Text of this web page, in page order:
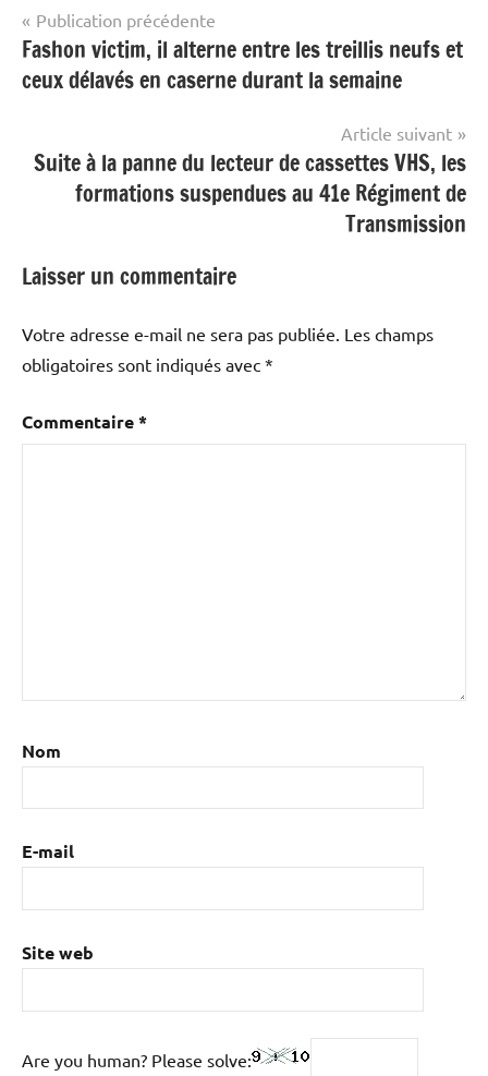
Navigation
de
l’article
Publication précédente
Fashon victim, il alterne entre les treillis neufs et
ceux délavés en caserne durant la semaine
Article suivant
Suite à la panne du lecteur de cassettes VHS, les
formations suspendues au 41e Régiment de
Transmission
Laisser un commentaire
Votre adresse e-mail ne sera pas publiée. Les champs
obligatoires sont indiqués avec *
Commentaire*
Nom
E-mail
Site web
Are you human? Please solve: